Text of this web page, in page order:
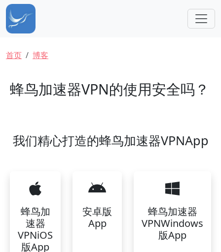
跳转到主要内容
面包屑
首页 博客
蜂鸟加速器VPN的使用安全吗？
我们精心打造的蜂鸟加速器VPNApp
蜂鸟加
速器
VPNiOS
版App
安卓版
App
蜂鸟加速器
VPNWindows
版App